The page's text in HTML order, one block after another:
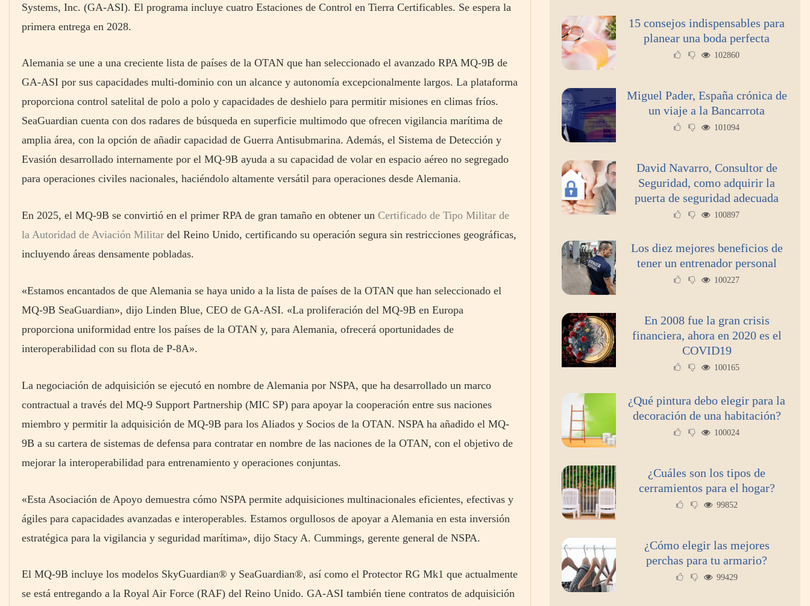
Systems, Inc. (GA-ASI). El programa incluye cuatro Estaciones de Control en Tierra Certificables. Se espera la
primera entrega en 2028.
Alemania se une a una creciente lista de países de la OTAN que han seleccionado el avanzado RPA MQ-9B de
GA-ASI por sus capacidades multi-dominio con un alcance y autonomía excepcionalmente largos. La plataforma
proporciona control satelital de polo a polo y capacidades de deshielo para permitir misiones en climas fríos.
SeaGuardian cuenta con dos radares de búsqueda en superficie multimodo que ofrecen vigilancia marítima de
amplia área, con la opción de añadir capacidad de Guerra Antisubmarina. Además, el Sistema de Detección y
Evasión desarrollado internamente por el MQ-9B ayuda a su capacidad de volar en espacio aéreo no segregado
para operaciones civiles nacionales, haciéndolo altamente versátil para operaciones desde Alemania.
En 2025, el MQ-9B se convirtió en el primer RPA de gran tamaño en obtener un Certificado de Tipo Militar de
la Autoridad de Aviación Militar del Reino Unido, certificando su operación segura sin restricciones geográficas,
incluyendo áreas densamente pobladas.
«Estamos encantados de que Alemania se haya unido a la lista de países de la OTAN que han seleccionado el
MQ-9B SeaGuardian», dijo Linden Blue, CEO de GA-ASI. «La proliferación del MQ-9B en Europa
proporciona uniformidad entre los países de la OTAN y, para Alemania, ofrecerá oportunidades de
interoperabilidad con su flota de P-8A».
La negociación de adquisición se ejecutó en nombre de Alemania por NSPA, que ha desarrollado un marco
contractual a través del MQ-9 Support Partnership (MIC SP) para apoyar la cooperación entre sus naciones
miembro y permitir la adquisición de MQ-9B para los Aliados y Socios de la OTAN. NSPA ha añadido el MQ-
9B a su cartera de sistemas de defensa para contratar en nombre de las naciones de la OTAN, con el objetivo de
mejorar la interoperabilidad para entrenamiento y operaciones conjuntas.
«Esta Asociación de Apoyo demuestra cómo NSPA permite adquisiciones multinacionales eficientes, efectivas y
ágiles para capacidades avanzadas e interoperables. Estamos orgullosos de apoyar a Alemania en esta inversión
estratégica para la vigilancia y seguridad marítima», dijo Stacy A. Cummings, gerente general de NSPA.
El MQ-9B incluye los modelos SkyGuardian® y SeaGuardian®, así como el Protector RG Mk1 que actualmente
se está entregando a la Royal Air Force (RAF) del Reino Unido. GA-ASI también tiene contratos de adquisición
15 consejos indispensables para
planear una boda perfecta
102860
Miguel Pader, España crónica de
un viaje a la Bancarrota
101094
David Navarro, Consultor de
Seguridad, como adquirir la
puerta de seguridad adecuada
100897
Los diez mejores beneficios de
tener un entrenador personal
100227
En 2008 fue la gran crisis
financiera, ahora en 2020 es el
COVID19
100165
¿Qué pintura debo elegir para la
decoración de una habitación?
100024
¿Cuáles son los tipos de
cerramientos para el hogar?
99852
¿Cómo elegir las mejores
perchas para tu armario?
99429